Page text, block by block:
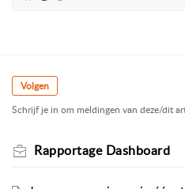
Volgen
Schrijf je in om meldingen van deze/dit
Rapportage Dashboard